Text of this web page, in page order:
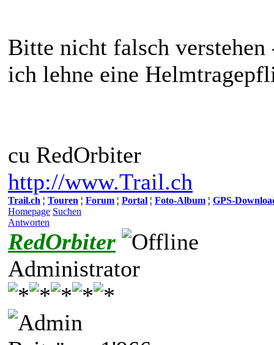
Bitte nicht falsch
ich lehne eine
cu RedOrbiter
http://www.Trail.ch
Trail.ch ¦ Touren ¦ Forum ¦ Portal ¦ Foto-Album ¦ GPS-
Homepage Suchen
Antworten
RedOrbiter
Administrator